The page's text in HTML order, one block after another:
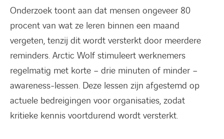
Onderzoek toont aan dat mensen ongeveer 80
procent van wat ze leren binnen een maand
vergeten, tenzij dit wordt versterkt door meerdere
reminders. Arctic Wolf stimuleert werknemers
regelmatig met korte – drie minuten of minder –
awareness-lessen. Deze lessen zijn afgestemd op
actuele bedreigingen voor organisaties, zodat
kritieke kennis voortdurend wordt versterkt.